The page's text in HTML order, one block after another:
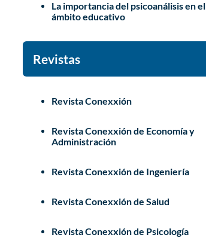
La importancia del psicoanálisis en el
ámbito educativo
Revistas
Revista Conexxión
Revista Conexxión de Economía y
Administración
Revista Conexxión de Ingeniería
Revista Conexxión de Salud
Revista Conexxión de Psicología